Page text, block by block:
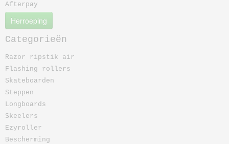
Afterpay
Herroeping
Categorieën
Razor ripstik air
Flashing rollers
Skateboarden
Steppen
Longboards
Skeelers
Ezyroller
Bescherming